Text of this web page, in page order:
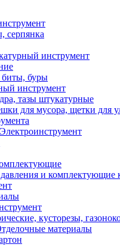
серпянка
инструмент
биты, буры
инструмент
тазы штукатурные
для мусора, щетки для
Электроинструмент
и комплектующие
кусторезы,
материалы